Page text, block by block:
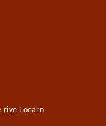
rive Locarn